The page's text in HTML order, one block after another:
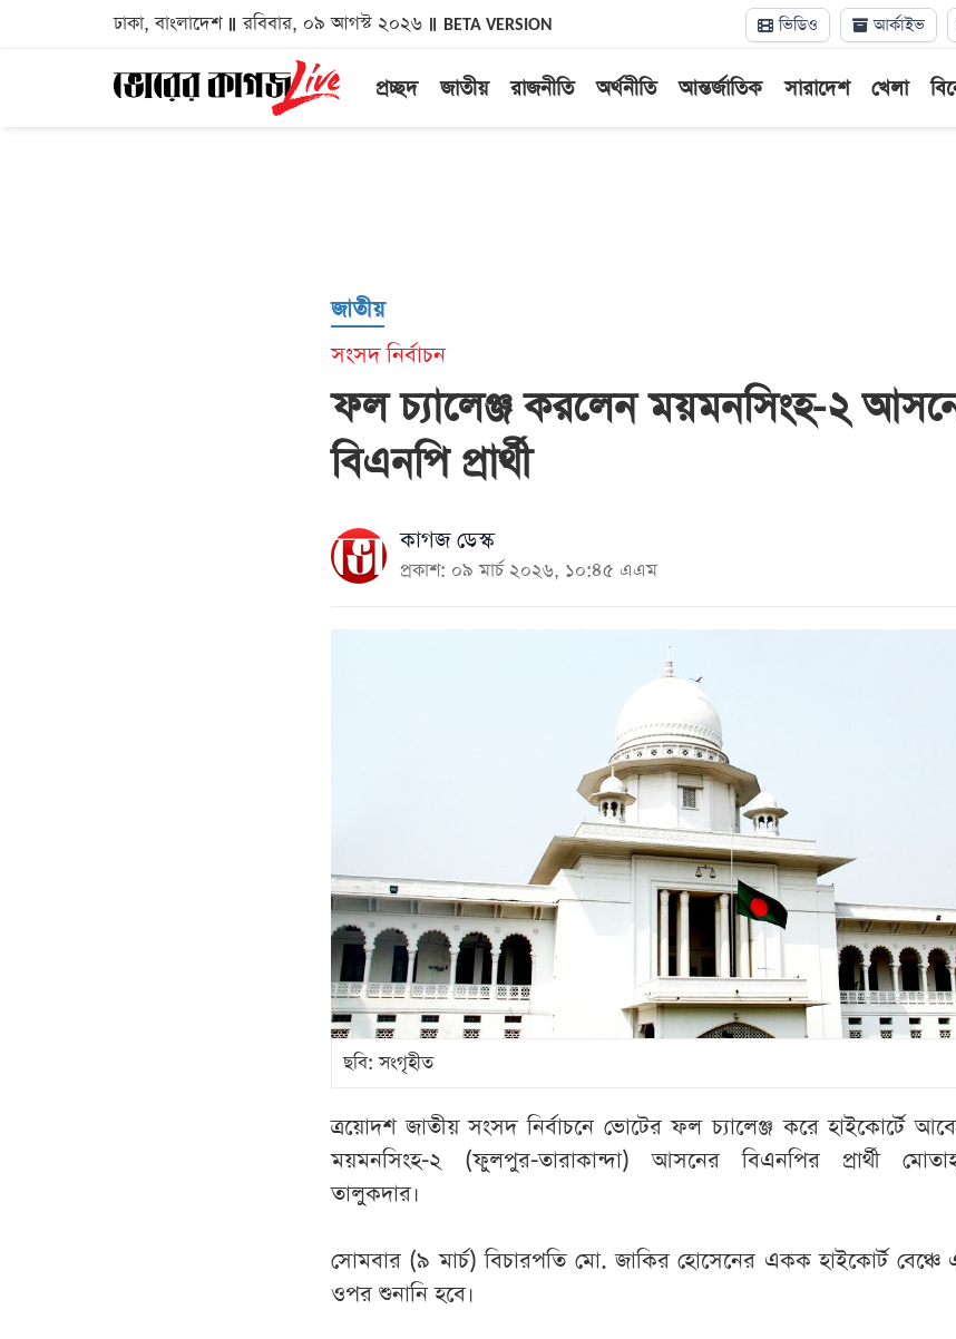
ঢাকা, বাংলাদেশ রবিবার, ০৯ আগস্ট ২০২৬ BETA VERSION ভিডিও আর্কাইভ
প্রচ্ছদ জাতীয় রাজনীতি অর্থনীতি আন্তর্জাতিক সারাদেশ খেলা
জাতীয়
সংসদ নির্বাচন
ফল চ্যালেঞ্জ করলেন ময়মনসিংহ-২
বিএনপি প্রার্থী
কাগজ ডেস্ক
প্রকাশ: ০৯ মার্চ ২০২৬, ১০:৪৫ এএম
ছবি: সংগৃহীত
ত্রয়োদশ জাতীয় সংসদ নির্বাচনে ভোটের ফল চ্যালেঞ্জ করে হাইকোর্টে
ময়মনসিংহ-২ (ফুলপুর-তারাকান্দা) আসনের বিএনপির প্রার্থী
তালুকদার।
সোমবার (৯ মার্চ) বিচারপতি মো. জাকির হোসেনের একক হাইকোর্ট
ওপর শুনানি হবে।